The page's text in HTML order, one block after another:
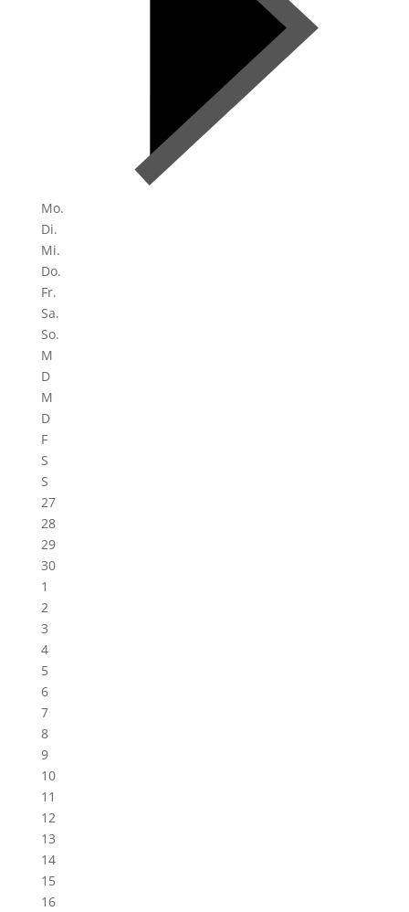
Mo.
Di.
Mi.
Do.
Fr.
Sa.
So.
M
D
M
D
F
S
S
27
28
29
30
1
2
3
4
5
6
7
8
9
10
11
12
13
14
15
16